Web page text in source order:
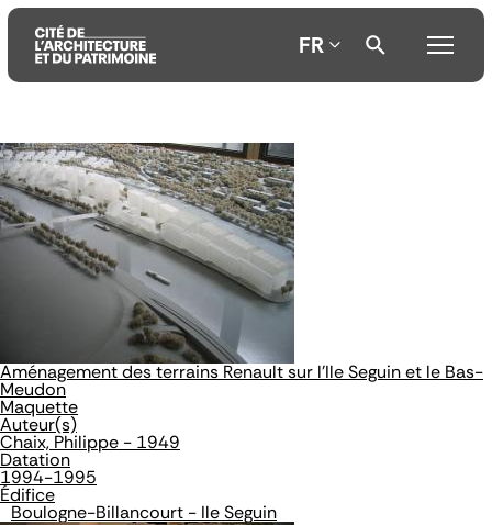
Aller
au
contenu
principal
Aller
au
menu
principal
Aller
à
la
recherche
FR
Aménagement des terrains Renault sur l'Ile Seguin et le Bas-
Meudon
Maquette
Auteur(s)
Chaix, Philippe - 1949
Datation
1994-1995
Édifice
Boulogne-Billancourt - Ile Seguin